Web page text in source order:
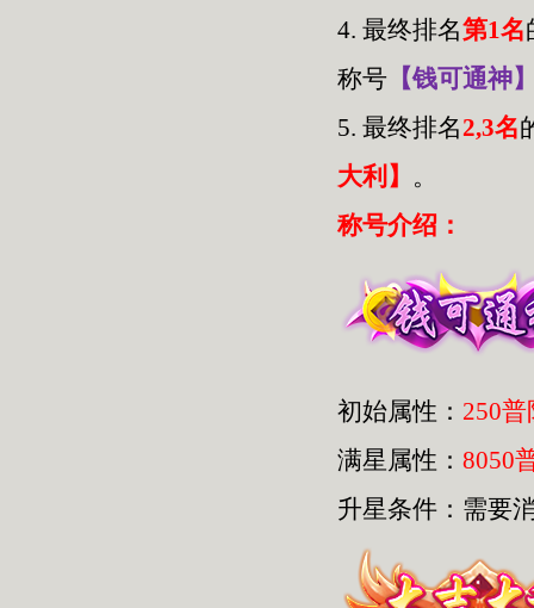
4. 最终排名第1名
称号 【钱可通神
5. 最终排名2,3名
大利】 。
称号介绍：
初始属性： 250
满星属性： 8050
升星条件：需要